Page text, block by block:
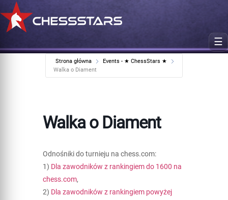
☰
Strona główna
Events - ★ ChessStars ★
Walka o Diament
Walka o Diament
Odnośniki do turnieju na chess.com:
1) Dla zawodników z rankingiem do 1600 na
chess.com,
2) Dla zawodników z rankingiem powyżej